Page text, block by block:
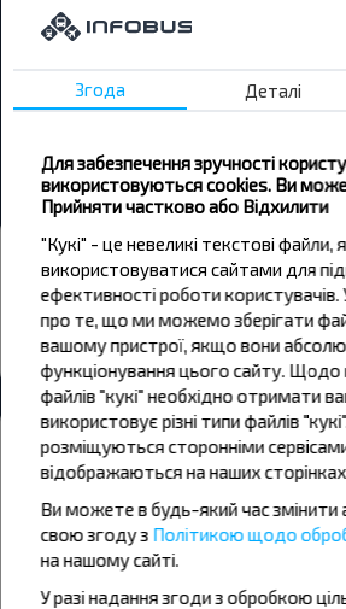
Брест → Березовичи
Березовичи
Ліда → Березовичи
Автовокзали та зупинки
Березовичи
Березовичи-Разворот
Всі
Погода
08
+18°C
09
+17°C
Згода Деталі
Для забезпечення зручності
використовуються cookies. Ви
Прийняти частково або Відхилити
"Кукі" - це невеликі текстові файли,
використовуватися сайтами для
ефективності роботи користувачів.
про те, що ми можемо зберігати
вашому пристрої, якщо вони
функціонування цього сайту. Щодо
файлів "кукі" необхідно отримати
використовує різні типи файлів
розміщуються сторонніми
відображаються на наших сторінках.
Ви можете в будь-який час змінити
свою згоду з Політикою щодо
на нашому сайті.
У разі надання згоди з обробкою